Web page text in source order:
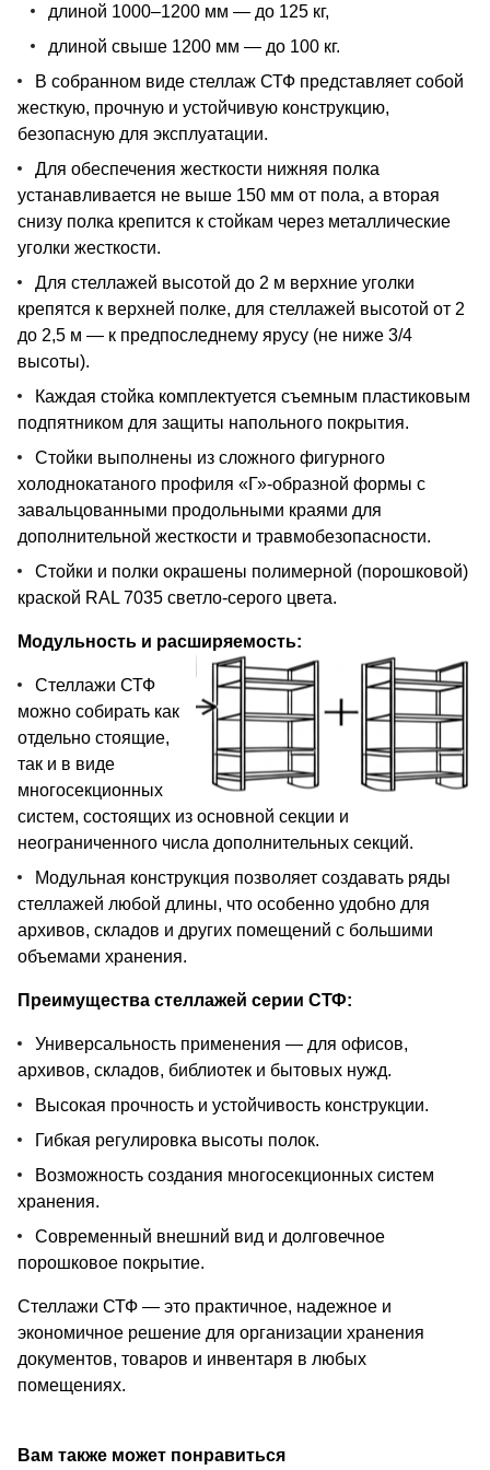
длиной 1000–1200 мм — до 125 кг,
длиной свыше 1200 мм — до 100 кг.
В собранном виде стеллаж СТФ представляет собой
жесткую, прочную и устойчивую конструкцию,
безопасную для эксплуатации.
Для обеспечения жесткости нижняя полка
устанавливается не выше 150 мм от пола, а вторая
снизу полка крепится к стойкам через металлические
уголки жесткости.
Для стеллажей высотой до 2 м верхние уголки
крепятся к верхней полке, для стеллажей высотой от 2
до 2,5 м — к предпоследнему ярусу (не ниже 3/4
высоты).
Каждая стойка комплектуется съемным пластиковым
подпятником для защиты напольного покрытия.
Стойки выполнены из сложного фигурного
холоднокатаного профиля «Г»-образной формы с
завальцованными продольными краями для
дополнительной жесткости и травмобезопасности.
Стойки и полки окрашены полимерной (порошковой)
краской RAL 7035 светло-серого цвета.
Модульность и расширяемость:
Стеллажи СТФ
можно собирать как
отдельно стоящие,
так и в виде
многосекционных
систем, состоящих из основной секции и
неограниченного числа дополнительных секций.
Модульная конструкция позволяет создавать ряды
стеллажей любой длины, что особенно удобно для
архивов, складов и других помещений с большими
объемами хранения.
Преимущества стеллажей серии СТФ:
Универсальность применения — для офисов,
архивов, складов, библиотек и бытовых нужд.
Высокая прочность и устойчивость конструкции.
Гибкая регулировка высоты полок.
Возможность создания многосекционных систем
хранения.
Современный внешний вид и долговечное
порошковое покрытие.
Стеллажи СТФ — это практичное, надежное и
экономичное решение для организации хранения
документов, товаров и инвентаря в любых
помещениях.
Вам также может понравиться